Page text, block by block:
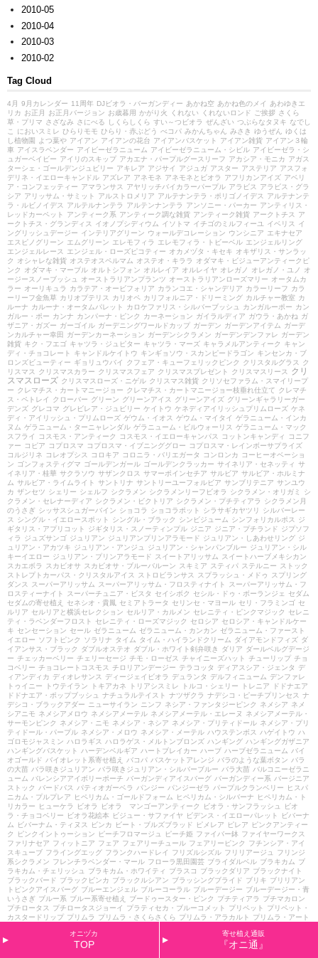
2010-05
2010-04
2010-03
2010-02
Tag Cloud
4月 9月カレンダー 11周年 DJビオラ・バーガンディー あかね空 あかね色のメイ
あわゆきエ
リカ お正月 お正月バージョン お歳暮用 かがり火 くれない くれないロンド ご挨拶 さくら
草・プリマ さざなみ さにべる しくらしくら すい～つビオラ ぜんざい つぶらなタヌキ なでし
こ
においスミレ ひらりモモ ひらり・赤ぶどう べコパ みかんちゃん みさき ゆうぜん
ゆくは
し植物園
よつ葉や アイアン アイアンの花台 アイアンバスケット アイアン雑貨 アイアン３輪
車 アイスラベンダー アイビーゼラニューム アイビーゼラニューム・シビル アイビーゼラ・シ
ュガーベイビー アイリのスキップ アカエナ・パープルグースリーフ アカシア・モニカ アガス
ターシェ・ゴールデンジュビリー アキレア アジサイ アジュガ アスター アステリア アスフォ
デリネ・イエローキャンドル アズレア アネモネ アネモネとビオラ アフリカンアイズ アベリ
ア・コンフェッティー アマランサス アヤリッチバイカラーパープル アラビス
アラビス・グラ
シア アリッサム・サミット アルストロメリア アルテナンテラ・ポリゴノイデス
アルテナンテ
ラ・ルビノイデス
アルテルナンテラ アルテンナンテラ アンソニー・パーカー アンティリス・
レッドカーペット
アンティーク系 アンティーク調な雑貨 アンティーク雑貨 アークトチス
ア
ークトチス・グランディス
イオノプシディウム イソトマ イチゴのミルフィーユ イベリス
イ
ングリッシュデージー インテリアグリーン ウォールデコレーション ウンシニア エキナセア
エスピノグリーン エムグリーン エレモフィラ エレモフィラ・トビーベル エンジェルリング
エンジェルレース
エンジェル・ローズピコティー オカメヅタ・キセキ オキザリス・サンラッ
ク
オシャレな雑貨 オステオスペルマム オステオ・キララ
オダマキ・ビジューアンティークピ
ンク
オダマキ・マーブル オルトシフォン オルレイア オルレイヤ オレガノ オレガノ・ユノ
オ
ージースノーブッシュ
オーストラリアンプランツ オーストラリアンローズマリー オータムカ
ラー オーリキュラ カラテア・オービフォリア カランコエ・シャンデリア カラーリーフ カラ
ーリーフ金魚草 カリオプテリス カリオペ カリフォルニア・ドリーミング カルチャー教室 カ
ルーナ カルーナ・オータムパレット カロケファリス・シルバーブッシュ カンガルーポー カン
ガルー・ポー カンナ カンパーナ・ピンク カーネーション ガイラルディア ガウラ・あかね ガ
ザニア・ガズー ガーゴイル ガーデニングワールドカップ ガーデン ガーデンアイテム ガーデ
ンカルチャー幸田
ガーデンカーネーション ガーデンシクラメン ガーデンデンファレ ガーデン
雑貨 キク・フエゴ キャツラ・ジュピター キャツラ・マーズ キャラメルアンティーク
キャン
ディ・チョコレート
キャンドルケイトウ キンギョソウ・スカンピードラゴン キンセンカ・ブ
ロンズビューティー ギョリュウバイ クフェア・キューフェリックピンク クリスタルグラス
ク
リスマス
クリスマスカラー クリスマスフェア クリスマスプレゼント クリスマスリース
クリ
スマスローズ クリスマスローズ・ニゲル クリスマス雑貨 クリソセファラム・スマイリープ
ー クレマチス・カートマニージョー クレマチス・カートマニージョー枝垂れ仕立て クレマチ
ス・ペトレイ
クローバー グリーン グリーンアイス グリーンアイズ グリーンギャラリーガー
デンズ グレコマ グレビレア・ジュビリー ケイトウ ケネディアイリッシュプリムローズ ケネ
ディ・アイリッシュ・プリムローズ ゲウム・イオス ゲウム・マイタイ ゲラニューム・インカ
ヌム ゲラニューム・ターニャレンダル ゲラニューム・ビルウォーリス ゲラニューム・マック
スフライ
コスモス・アンティーク コスモス・イエローキャンパス コットンキャンディ
コニフ
ァー
コピア コプロスマ コプロスマ・イブニンググロー
コプロスマ・レインボーサプライズ
コルジリネ
コレオプシス コロキア コロニラ・バリエガータ コンロンカ
コーヒーオベーショ
ン ゴンフォスティグマ ゴールデンガール ゴールデンクラッカー サイネリア・セネッティ サ
イネリア・桂華 サクラソウ サザンクロス サマーポインセチア サルビア サルビア・ホルミナ
ム サルビア・ライムライト サントリナ サントリーユーフォルビア サンブリテニア サンユウ
カ ザンセツ シェリー シェルフ シクラメン シクラメンリーフビオラ シクラメン・オリガミ
シ
クラメン・セレナーディア シクラメン・ビクトリア シクラメン・プチティアラ
シクラメン月
のうさぎ シッサスシュガーバイン ショコラ ショコラポット シラサギカヤツリ
シルバーレー
ス
シングル・イエロースポット シングル・ブラック シンビジューム シンフォリカルポス
ジ
ギタリス・アプリコット
ジギタリス・スノーティンプル ジニア ジニア・プチランド ジプソフ
ィラ
ジュズサンゴ ジュリアン ジュリアンプリンアラモード ジュリアン・しあわせリング ジ
ュリアン・アカツキ ジュリアン・アンジュ ジュリアン・シャンパンブルー ジュリアン・シル
キーイエロー ジュリアン・プリンアラモード スイートアリッサム
スイートハーブメキシカン
スカエボラ
スカビオサ スカビオサ・ブルーバルーン スキミア スティパ ステルニー
ストック
ストレプトカーパス・クリスタルアイス
ストロビランサス スプラッシュ・メドゥ
スプリング
ダンス
スーパーアリッサム スーパーアリッサム・フロスティナイト
スーパーアリッサム・フ
ロスティーナイト
スーパーチュニア・ビスタ セイシボク セシル・ドゥ・ボーランジェ
セダム
セダムの寄せ植え
セネシオ・貴鳳 セミアトラータ セリンセ・マヨール セリ・フラミンゴ セ
ルリア セルリアと横浜セレクション セルリア・カルメン セレニティ・ピンクマジック
セレニ
ティ・ラベンダーフロスト
セレニティ・ローズマジック セロシア セロシア・キャンドルケー
キ センセーション セール ゼラニューム ゼラニューム・カンカン ゼラニューム・ファースト
イエロー ソフトピンク ソラリナ タイム タイム・ハイランドクリーム ダイアモンドフィズ ダ
イアンサス・ブラック
ダブルオステオ ダブル・ホワイト剣弁咲き ダリア ダールベルグデージ
ー チェッカーベリー チェリーセージ チモ・ローゼス チャイニーズハット チューリップ チョ
コベリー チョコレートコスモス チロリアンデージー テラコッタ ディアスシア・ジェンタ
デ
ィアンディカ ディオレサンス ディージェイビオラ デュランタ デルフィニューム デンファレ
トゥイニー
トウテイラン トキアカネ トリアシスミレ トルコ・シェリー トレニア
ドドナエア
ドドナエア・ポップブッシュ
ナチュラルテイスト ナツザクラ ナデシコ・ピーチプリンセス ナ
デシコ・ブラックアダー
ニューサイラン ニンフ ネシア・ファンタジーピンク ネメシア ネメ
シアニモ ネメシアメロウ ネメシアメーテル ネメシアメーテル・エレーヌ
ネメシアメーテル・
サーモンピンク
ネメシア・ニモ ネメシア・ネシア ネメシア・プリティドール ネメシア・プリ
ティドール・パープル ネメシア・メロウ ネメシア・メーテル ハウステンボス ハゲイトウ ハ
ゴロモジャスミン ハロラギス ハロラゲス・メルトンブロンズ ハンギング ハンギングガザニア
ハンギングバスケット
ハーデンベルギア ハートブレイカー ハーブ ハーブゼラニューム バイ
オゴールド バイオレット系寄せ植え バコパ バスケットアレンジ バラのような葉ボタン バラ
の大苗 バラ咲きジュリアン バラ咲きジュリアン・シルバーブルー バラ大苗 バルコニーゼラニ
ューム バレンシアアイボリーポーチ バーガンディアイスバーグ バーガンディー系 バージニア
ストック
バードバス パティオガーベラ パンジー パンジーゼラ パープルクランベリー
ヒスパ
ニカム・プルプレア
ヒペリカム・ゴールドフォーム ヒペリカム・シルバーナ
ヒペリカム・ト
リカラー
ヒューケラ ビオラ ビオラ マンゴーアンティーク ビオラ・サンフラッシュ
ビオ
ラ・チョコベリー
ビオラ花絵本 ビジュー・サファイヤ ビデンス・イエローパレット
ビバーナ
ム
ビバーナム・ティヌス ビンカ ビート・ブルズブラッド ピメレア ピレア
ピンクアンティー
ク
ピンクイントゥーション ピーチフロマージュ ピーチ姫 ファイバー鉢 ファイヤーワークス
ファリナセア フィットニア フェア フェアリーチュール フェアリーピンク
フチンシア・アイ
スキューブ フライングエッグ フランクハードレイ フリズルシズル フリリアージュ
フリンジ
系シクラメン フレンチラベンダー・マール フローラ黒田園芸 ブライダルベル ブラキカム ブ
ラキカム・チェリッシュ
ブラキカム・ホワイティ ブラスコ ブラックダリア ブラックナイト
ブラックバード ブラックビンカ ブラックルシアン ブラッシングブライド ブリキ ブリリアン
トピンクアイスバーグ ブルーエンジェル ブルーコーラル ブルーデージー ブルーデージー・青
いうさぎ ブルー系 ブルー系寄せ植え ブードゥースター・ピンク プチティアラ
プチマカロン
プチロータス
プチロータスジョーイ プラティセカ・ブルーコメット プリペット
プリペット・
カスタードリップ プリムラ プリムラ・さくらさくら プリムラ・アラカルト
プリムラ・アート
プリムラ・ブルースプラッシュ プルマージュ・ウェーブピンク
プレクトランサス プレミアム プレミアムシクラメン プレミアム・ジュ
オニヅカ
TOP
寄せ植え通販
『オニ通』